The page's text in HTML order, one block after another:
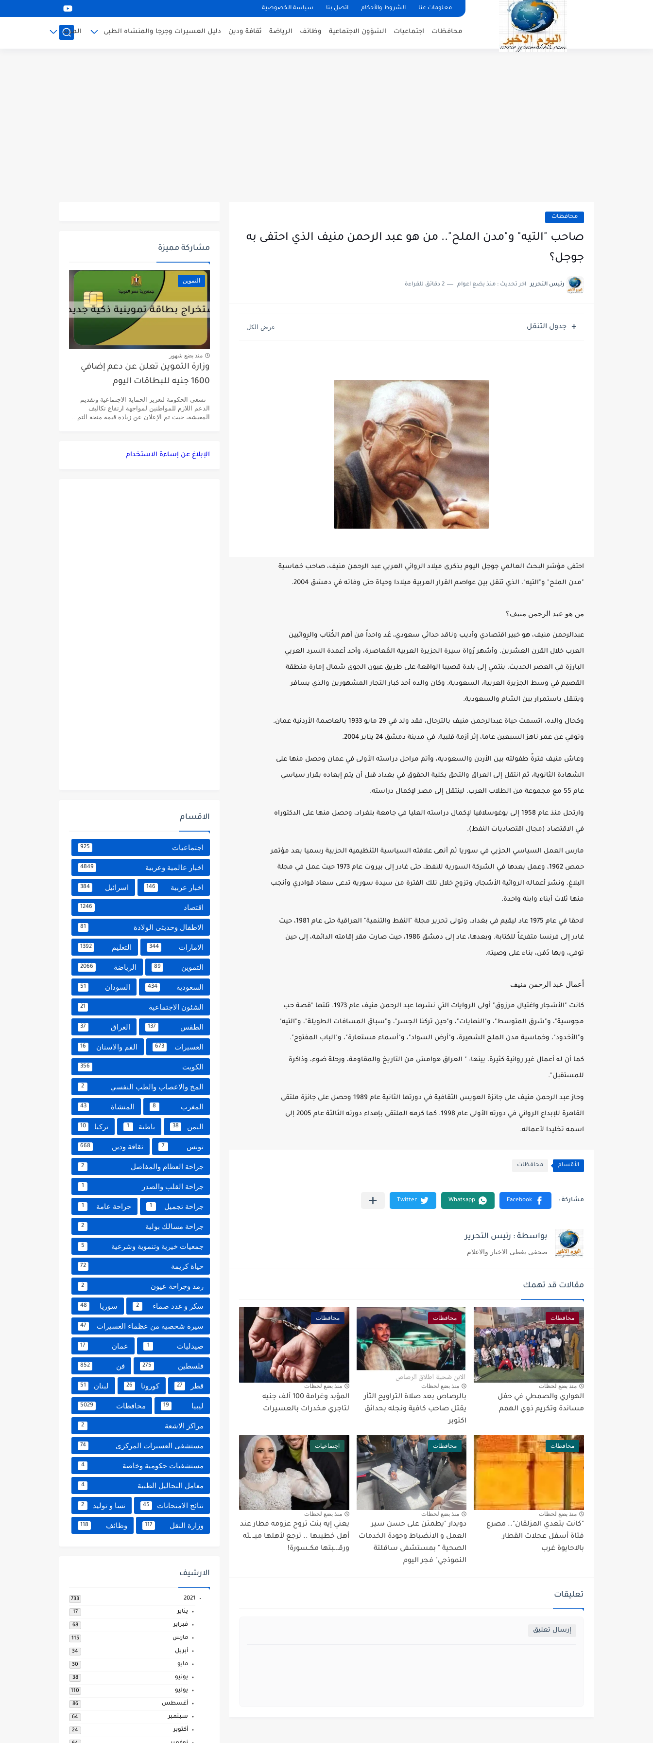
معلومات عنا الشروط والأحكام اتصل بنا سياسة الخصوصية
محافظات اجتماعيات الشؤون الاجتماعية وظائف الرياضة ثقافة ودين دليل العسيرات وجرجا والمنشاه الطبى المزيد
محافظات
صاحب "التيه" و"مدن الملح".. من هو عبد الرحمن منيف الذي احتفى به
جوجل؟
رئيس التحرير اخر تحديث : منذ بضع اعوام 2 دقائق للقراءة
جدول التنقل
احتفى مؤشر البحث العالمي جوجل اليوم بذكرى ميلاد الروائي العربي عبد الرحمن منيف، صاحب خماسية
"مدن الملح" و"التيه"، الذي تنقل بين عواصم القرار العربية ميلادا وحياة حتى وفاته في دمشق 2004.
من هو عبد الرحمن منيف؟
عبدالرحمن منيف، هو خبير اقتصادي وأديب وناقد حداثي سعودي، عُد واحداً من أهم الكُتاب والرِوائيين
العرب خلال القرن العشرين. وأشهر رُواة سيرة الجزيرة العربية المُعاصرة، وأحد أعمدة السرد العربي
البارزة في العصر الحديث. ينتمي إلى بلدة قصيبا الواقعة على طريق عيون الجوى شمال إمارة منطقة
القصيم في وسط الجزيرة العربية، السعودية. وكان والده أحد كبار التجار المشهورين والذي يسافر
ويتنقل باستمرار بين الشام والسعودية.
وكحال والده، اتسمت حياة عبدالرحمن منيف بالترحال، فقد ولد في 29 مايو 1933 بالعاصمة الأردنية عمان.
وتوفي عن عمر ناهز السبعين عاما، إثر أزمة قلبية، في مدينة دمشق 24 يناير 2004.
وعاش منيف فترةً طفولته بين الأردن والسعودية، وأتم مراحل دراسته الأولى في عمان وحصل منها على
الشهادة الثانوية، ثم انتقل إلى العراق والتحق بكلية الحقوق في بغداد قبل أن يتم إبعاده بقرار سياسي
عام 55 مع مجموعة من الطلاب العرب. لينتقل إلى مصر لإكمال دراسته.
وارتحل منذ عام 1958 إلى يوغوسلافيا لإكمال دراسته العليا في جامعة بلغراد، وحصل منها على الدكتوراه
في الاقتصاد (مجال اقتصاديات النفط).
مارس العمل السياسي الحزبي في سوريا ثم أنهى علاقته السياسية التنظيمية الحزبية رسميا بعد مؤتمر
حمص 1962، وعمل بعدها في الشركة السورية للنفط، حتى غادر إلى بيروت عام 1973 حيث عمل في مجلة
البلاغ. ونشر أعماله الروائية الأشجار، وتزوج خلال تلك الفترة من سيدة سورية تدعى سعاد قوادري وأنجب
منها ثلاث أبناء وابنة واحدة.
لاحقا في عام 1975 عاد ليقيم في بغداد، وتولى تحرير مجلة "النفط والتنمية" العراقية حتى عام 1981، حيث
غادر إلى فرنسا متفرغاً للكتابة. وبعدها، عاد إلى دمشق 1986، حيث صارت مقر إقامته الدائمة، إلى حين
توفي، وبها دُفن، بناء على وصيته.
أعمال عبد الرحمن منيف
كانت "الأشجار واغتيال مرزوق" أولى الروايات التي نشرها عبد الرحمن منيف عام 1973. تلتها "قصة حب
مجوسية"، و"شرق المتوسط"، و"النهايات"، و"حين تركنا الجسر"، و"سباق المسافات الطويلة"، و"التيه"
و"الأخدود"، وخماسية مدن الملح الشهيرة، و"أرض السواد"، و"أسماء مستعارة"، و"الباب المفتوح".
كما أن له أعمال غير روائية كثيرة، بينها: " العراق هوامش من التاريخ والمقاومة، ورحلة ضوء، وذاكرة
للمستقبل".
وحاز عبد الرحمن منيف على جائزة العويس الثقافية في دورتها الثانية عام 1989 وحصل على جائزة ملتقى
القاهرة للإبداع الروائي في دورته الأولى عام 1998. كما كرمه الملتقى بإهداء دورته الثالثة عام 2005 إلى
اسمه تخليدا لأعماله.
الأقسام محافظات
بواسطة : رئيس التحرير
صحفى يغطى الاخبار والاعلام
مقالات قد تهمك
محافظات
منذ بضع لحظات
الهواري والصمطي في حفل
مساندة وتكريم ذوي الهمم
محافظات
منذ بضع لحظات
بالرصاص بعد صلاة التراويح الثأر
يقتل صاحب كافية ونجله بحدائق
اكتوبر
محافظات
منذ بضع لحظات
المؤبد وغرامة 100 ألف جنيه
لتاجري مخدرات بالعسيرات
محافظات
منذ بضع لحظات
"كانت بتعدي المزلقان".. مصرع
فتاة أسفل عجلات القطار
بالاحايوة غرب
محافظات
منذ بضع لحظات
دويدار "يطمئن على حسن سير
العمل و الانضباط وجودة الخدمات
الصحية " بمستشفى ساقلتة
النموذجي" فجر اليوم
اجتماعيات
منذ بضع لحظات
يعني إيه بنت تروح عزومه فطار عند
أهل خطيبها .. ترجع لأهلها ميــ ـته
ورقـ.ـبتها مكــسورة!
تعليقات
إرسال تعليق
مشاركة مميزة
التموين
منذ بضع شهور
وزارة التموين تعلن عن دعم إضافي
1600 جنيه للبطاقات اليوم
تسعى الحكومة لتعزيز الحماية الاجتماعية وتقديم
الدعم اللازم للمواطنين لمواجهة ارتفاع تكاليف
المعيشة، حيث تم الإعلان عن زيادة قيمة منحة التم...
الإبلاغ عن إساءة الاستخدام
الاقسام
اجتماعيات 925
اخبار عالمية وعربية 4849
اخبار عربية 146 اسرائيل 384
اقتصاد 1246
الاطفال وحديثى الولادة 81
الامارات 344 التعليم 1392
التموين 89 الرياضة 2066
السعودية 434 السودان 51
الشئون الاجتماعية 21
الطقس 137 العراق 37
العسيرات 673 الفم والاسنان 16
الكويت 356
المخ والاعصاب والطب النفسي 2
المغرب 8 المنشاة 43
اليمن 38 باطنة 1 تركيا 10
تونس 7 ثقافة ودين 668
جراحة العظام والمفاصل 2
جراحة القلب والصدر 1
جراحة تجميل 1 جراحة عامة 1
جراحة مسالك بولية 2
جمعيات خيرية وتنموية وشرعية 5
حياة كريمة 72
رمد وجراحة عيون 2
سكر و غدد صماء 2 سوريا 48
سيرة شخصية من عظماء العسيرات 47
صيدليات 1 عمان 17
فلسطين 275 فن 852
قطر 27 كورونا 26 لبنان 51
ليبيا 19 محافظات 5029
مراكز الاشعة 2
مستشفى العسيرات المركزى 74
مستشفيات حكومية وخاصة 4
معامل التحاليل الطبية 4
نتائج الامتحانات 45 نسا و توليد 2
وزارة النقل 117 وظائف 118
الارشيف
2021
733
يناير 17
فبراير 68
مارس 115
أبريل 34
مايو 30
يونيو 38
يوليو 110
أغسطس 86
سبتمبر 64
أكتوبر 24